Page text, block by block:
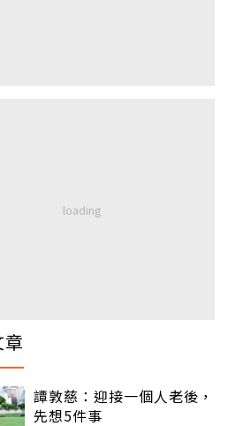
譚敦慈：迎接一個人老後，
先想5件事